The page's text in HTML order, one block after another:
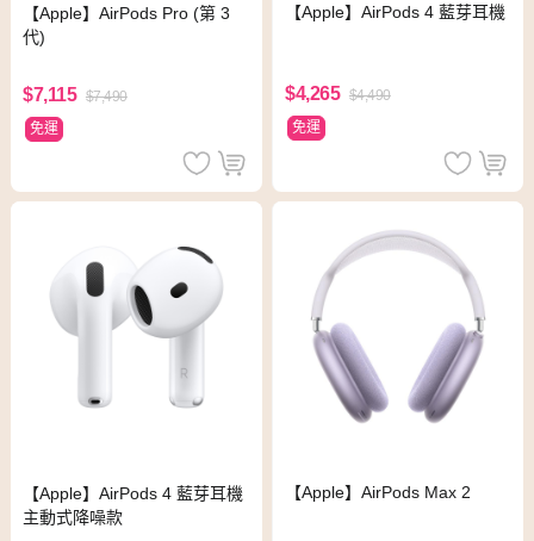
【Apple】AirPods Pro (第 3
代)
$7,115 $7,490
免運
【Apple】AirPods 4 藍芽耳機
$4,265 $4,490
免運
【Apple】AirPods 4 藍芽耳機
主動式降噪款
【Apple】AirPods Max 2